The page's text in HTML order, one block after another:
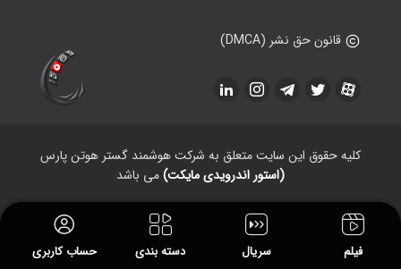
فیلم سریال دسته بندی حساب کاربری
قانون حق نشر (DMCA)
کلیه حقوق این سایت متعلق به شرکت هوشمند گستر هوتن پارس
(استور اندرویدی مایکت)می باشد